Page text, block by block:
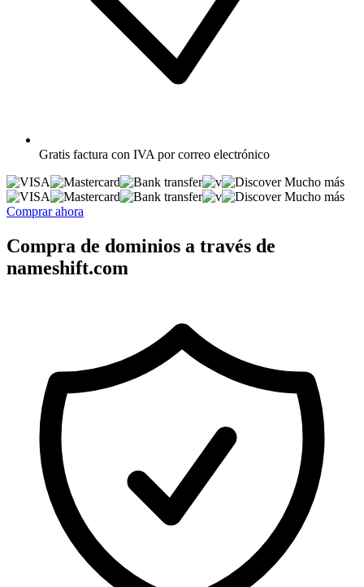
Gratis factura con IVA por correo electrónico
Mucho más
Mucho más
Comprar ahora
Compra de dominios a través de
nameshift.com